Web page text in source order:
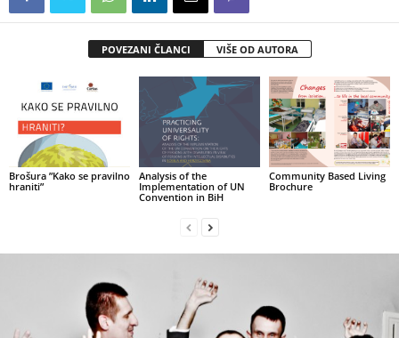
POVEZANI ČLANCI VIŠE OD AUTORA
Brošura ”Kako se pravilno
hraniti”
Analysis of the
Implementation of UN
Convention in BiH
Community Based Living
Brochure